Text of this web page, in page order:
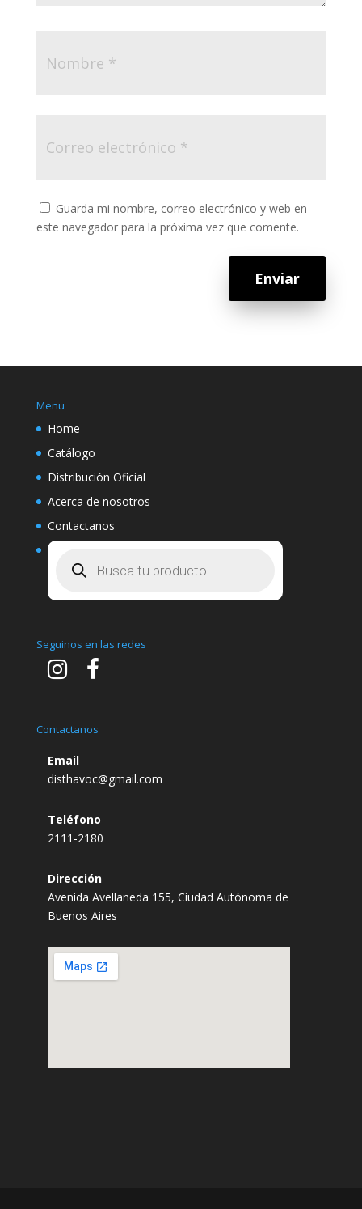
Guarda mi nombre, correo electrónico y web en
este navegador para la próxima vez que comente.
Enviar
Menu
Home
Catálogo
Distribución Oficial
Acerca de nosotros
Contactanos
Seguinos en las redes
Contactanos
Email
disthavoc@gmail.com
Teléfono
2111-2180
Dirección
Avenida Avellaneda 155, Ciudad Autónoma de
Buenos Aires